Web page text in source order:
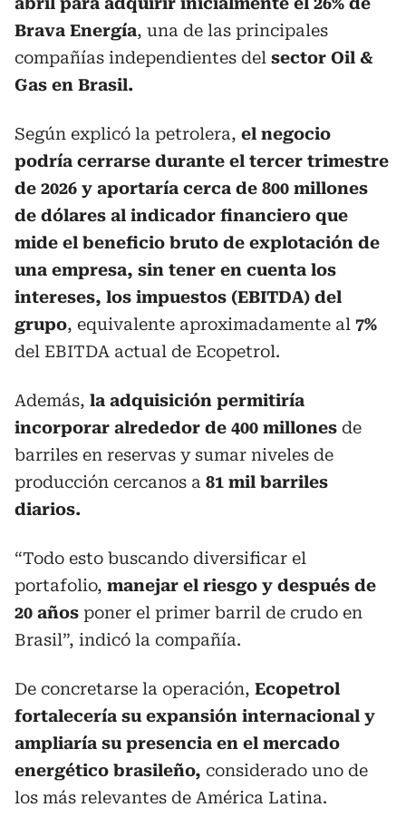
Brava Energía, una de las principales
compañías independientes del sector Oil &
Gas en Brasil.
Según explicó la petrolera, el negocio
podría cerrarse durante el tercer trimestre
de 2026 y aportaría cerca de 800 millones
de dólares al indicador financiero que
mide el beneficio bruto de explotación de
una empresa, sin tener en cuenta los
intereses, los impuestos (EBITDA) del
grupo, equivalente aproximadamente al 7%
del EBITDA actual de Ecopetrol.
Además, la adquisición permitiría
incorporar alrededor de 400 millones de
barriles en reservas y sumar niveles de
producción cercanos a 81 mil barriles
diarios.
“Todo esto buscando diversificar el
portafolio, manejar el riesgo y después de
20 años poner el primer barril de crudo en
Brasil”, indicó la compañía.
De concretarse la operación, Ecopetrol
fortalecería su expansión internacional y
ampliaría su presencia en el mercado
energético brasileño, considerado uno de
los más relevantes de América Latina.